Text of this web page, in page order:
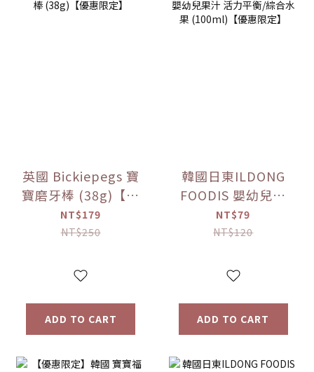
英國 Bickiepegs 寶
寶磨牙棒 (38g)【優
惠限定】
NT$179
NT$250
ADD TO CART
韓國日東ILDONG
FOODIS 嬰幼兒果
果 (100ml)【優惠
NT$79
NT$120
ADD TO CART